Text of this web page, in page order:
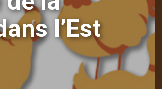
l’Est